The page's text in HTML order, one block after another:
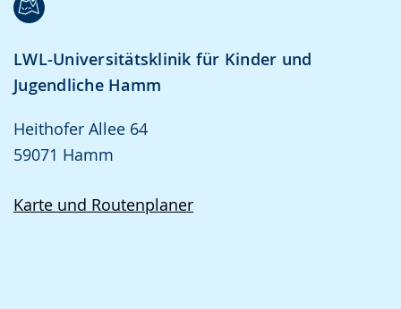
LWL-Universitätsklinik für Kinder und
Jugendliche Hamm
Heithofer Allee 64
59071 Hamm
Karte und Routenplaner